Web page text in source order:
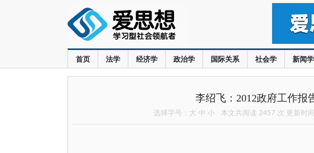
首页 法学 经济学 政治学 国际关系 社会学 新闻学
李绍飞：2012政府工作报
选择字号： 大 中 小 本文共阅读 2457 次 更新时